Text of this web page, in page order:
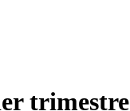
trimestre